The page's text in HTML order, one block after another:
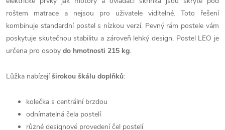
roštem matrace a nejsou pro uživatele viditelné. Toto řešení
kombinuje standardní postel s nízkou verzí. Pevný rám postele vám
poskytuje skutečnou stabilitu a zároveň lehký design. Postel LEO je
určena pro osoby do hmotnosti 215 kg.
Lůžka nabízejíširokou škálu doplňků:
kolečka s centrální brzdou
odnímatelná čela postelí
různé designové provedení čel postelí